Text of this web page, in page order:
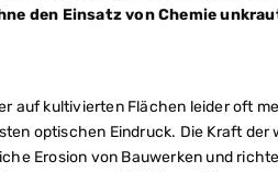
den Einsatz von Chemie
auf kultivierten Flächen leider oft
optischen Eindruck. Die Kraft
Erosion von Bauwerken und